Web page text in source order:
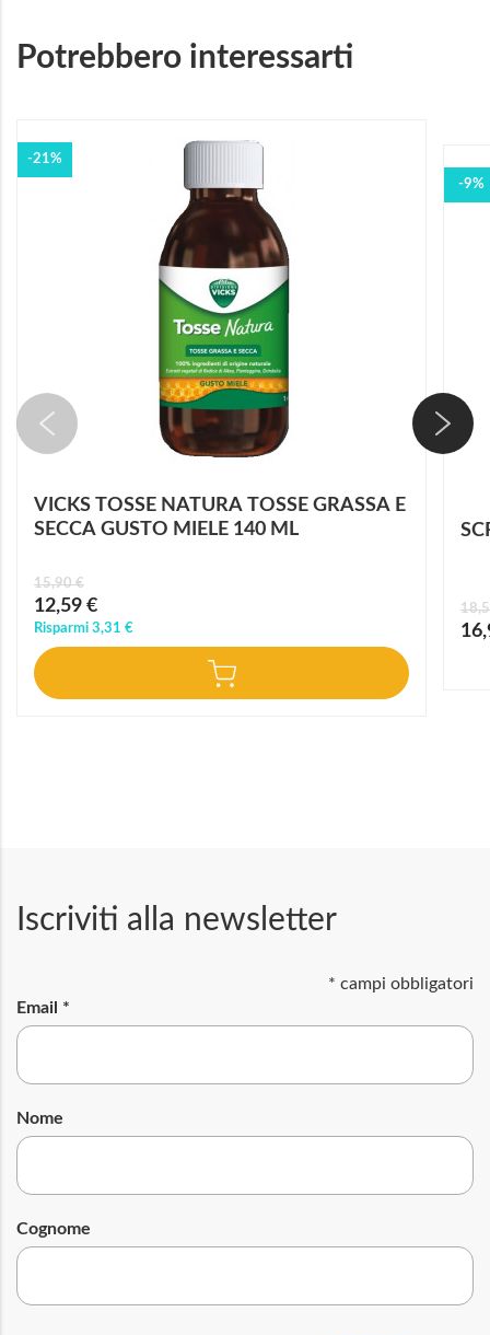
Potrebbero interessarti
-21%
VICKS TOSSE NATURA TOSSE GRASSA E
SECCA GUSTO MIELE 140 ML
Prezzo
speciale
12,59 €
15,90 €
Risparmi 3,31 €
-9%
Iscriviti alla newsletter
* campi obbligatori
Email *
Nome
Cognome